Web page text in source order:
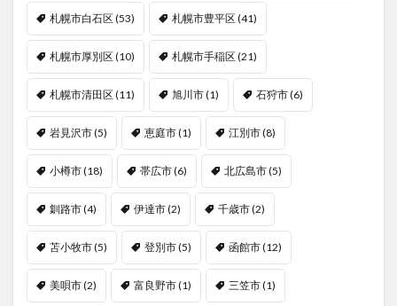
札幌市白石区(53) 札幌市豊平区(41)
札幌市厚別区(10) 札幌市手稲区(21)
札幌市清田区(11) 旭川市(1) 石狩市(6)
岩見沢市(5) 恵庭市(1) 江別市(8)
小樽市(18) 帯広市(6) 北広島市(5)
釧路市(4) 伊達市(2) 千歳市(2)
苫小牧市(5) 登別市(5) 函館市(12)
美唄市(2) 富良野市(1) 三笠市(1)